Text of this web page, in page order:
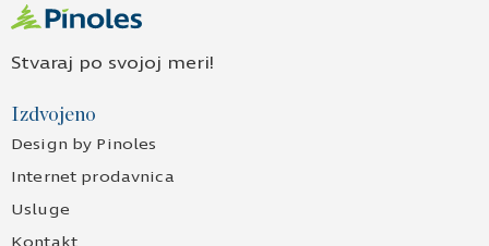
Stvaraj po svojoj meri!
Izdvojeno
Design by Pinoles
Internet prodavnica
Usluge